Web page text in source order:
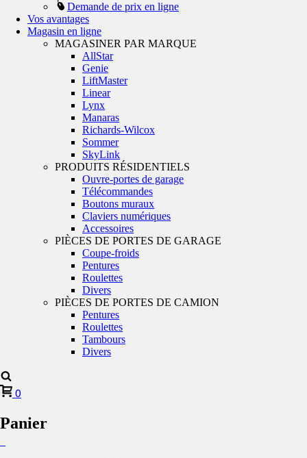
Demande de prix en ligne
Vos avantages
Magasin en ligne
MAGASINER PAR MARQUE
AllStar
Genie
LiftMaster
Linear
Lynx
Manaras
Richards-Wilcox
Sommer
SkyLink
PRODUITS RÉSIDENTIELS
Ouvre-portes de garage
Télécommandes
Boutons muraux
Claviers numériques
Accessoires
PIÈCES DE PORTES DE GARAGE
Coupe-froids
Pentures
Roulettes
Divers
PIÈCES DE PORTES DE CAMION
Pentures
Roulettes
Tambours
Divers
0
Panier